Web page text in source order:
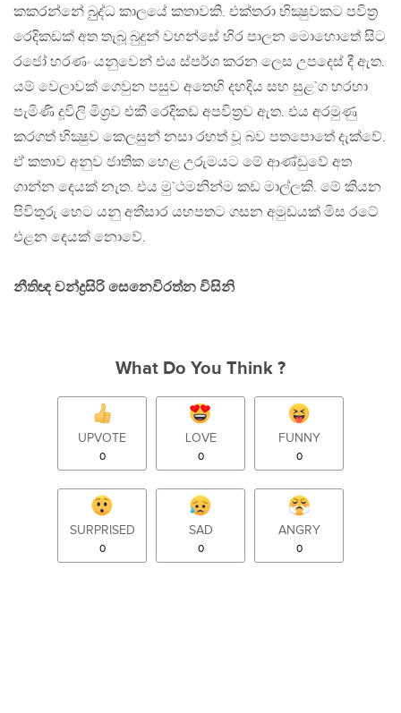
කකරන්නේ බුුද්ධ කාලයේ කතාවකි. එක්තරා භික්‍ෂුවකට පවිත‍්‍ර
රෙදිකඩක් අත තැබූ බුදුන් වහන්සේ හිර පාලන මොහොතේ සිට
රජෝ හරණං යනුවෙන් එය ස්පර්ශ කරන ලෙස උපදෙස් දී ඇත.
යම් වෙලාවක් ගෙවුන පසුව අතෙහි දහදිය සහ සුළ`ග හරහා
පැමිණි දූවිලි මිශ‍්‍රව එකී රෙදිකඩ අපවිත‍්‍රව ඇත. එය අරමුණු
කරගත් භික්‍ෂුව කෙලසුන් නසා රහත් වූ බව පතපොතේ දැක්වේ.
ඒ කතාව අනුව ජාතික හෙළ උරුමයට මේ ආණ්ඩුවේ අත
ගාන්න දෙයක් නැත. එය මු`ථමනින්ම කඩ මාල්ලකි. මේ කියන
පිවිතුරු හෙට යනු අතීසාර යහපතට ගසන අමුඩයක් මිස රටේ
එළන දෙයක් නොවේ.
නීතිඥ චන්ද්‍රසිරි සෙනෙවිරත්න විසිනි
What Do You Think ?
UPVOTE
0
LOVE
0
FUNNY
0
SURPRISED
0
SAD
0
ANGRY
0